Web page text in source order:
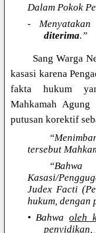
Dalam Pokok
- Menyatakan
diterima.”
Sang Warga
kasasi karena
fakta hukum
Mahkamah Agung
putusan korektif
tersebut
Kasasi/
Judex Facti
hukum, dengan
• Bahwaoleh